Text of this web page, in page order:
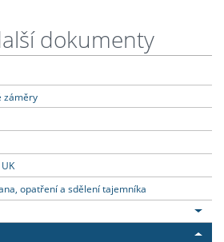
dokumenty
záměry
opatření a sdělení tajemníka